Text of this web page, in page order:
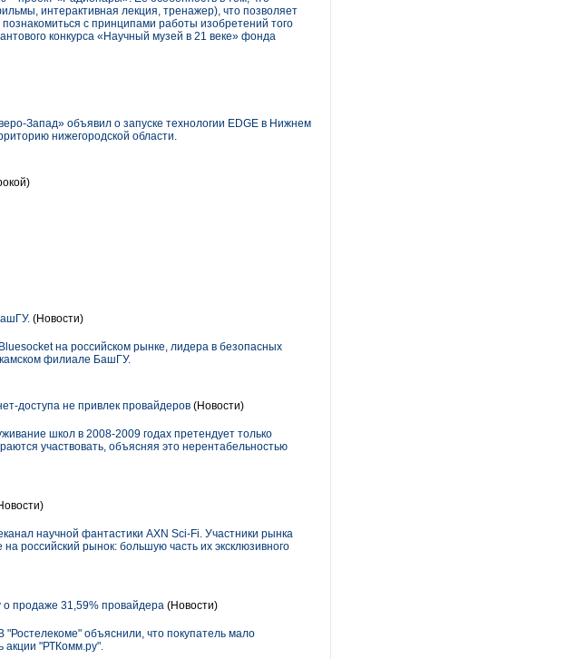
интерактивная лекция, тренажер), что позволяет
с принципами работы изобретений того
конкурса «Научный музей в 21 веке» фонда
Запад» объявил о запуске технологии EDGE в Нижнем
нижегородской области.
(Новости)
на российском рынке, лидера в безопасных
филиале БашГУ.
доступа не привлек провайдеров (Новости)
школ в 2008-2009 годах претендует только
участвовать, объясняя это нерентабельностью
научной фантастики AXN Sci-Fi. Участники рынка
российский рынок: большую часть их эксклюзивного
продаже 31,59% провайдера (Новости)
объяснили, что покупатель мало
акции "РТКомм.ру".